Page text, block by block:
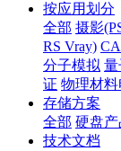
按应用划分
全部 摄影
RS Vray)
分子模拟 量
证 物理材
存储方案
全部 硬盘产
技术文档